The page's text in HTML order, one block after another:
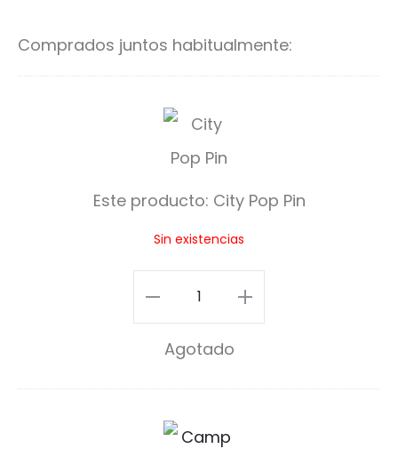
Comprados juntos habitualmente:
C
P
p
P
i
Este producto: City Pop Pin
Sin existencias
City
Pop
cantidad
Agotado
C